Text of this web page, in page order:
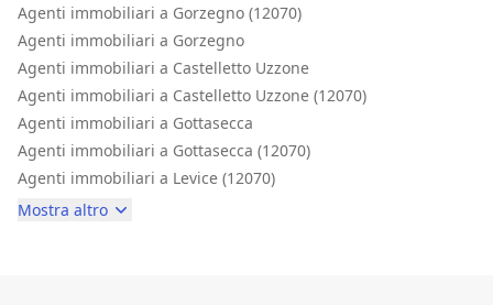
Agenti immobiliari a Gorzegno (12070)
Agenti immobiliari a Gorzegno
Agenti immobiliari a Castelletto Uzzone
Agenti immobiliari a Castelletto Uzzone (12070)
Agenti immobiliari a Gottasecca
Agenti immobiliari a Gottasecca (12070)
Agenti immobiliari a Levice (12070)
Mostra altro